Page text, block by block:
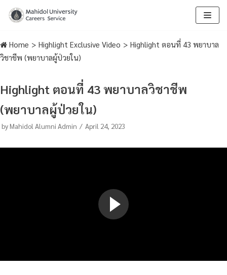
to
content
Home > Highlight Exclusive Video > Highlight ตอนที่ 43 พยาบาล
วิชาชีพ (พยาบาลผู้ป่วยใน)
Highlight ตอนที่ 43 พยาบาลวิชาชีพ
(พยาบาลผู้ป่วยใน)
by Mahidol Alumni Admin April 24, 2023